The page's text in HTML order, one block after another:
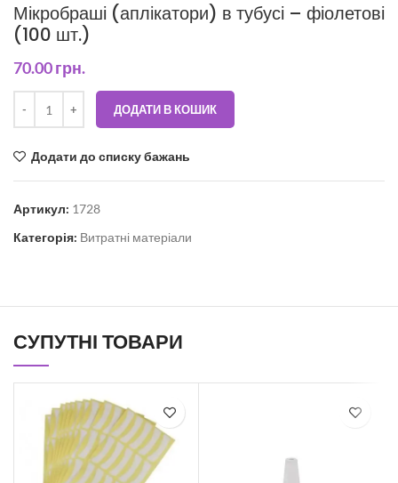
Мікробраші (аплікатори) в тубусі – фіолетові
(100 шт.)
70.00грн.
ДОДАТИ В КОШИК
Додати до списку бажань
Артикул: 1728
Категорія: Витратні матеріали
СУПУТНІ ТОВАРИ